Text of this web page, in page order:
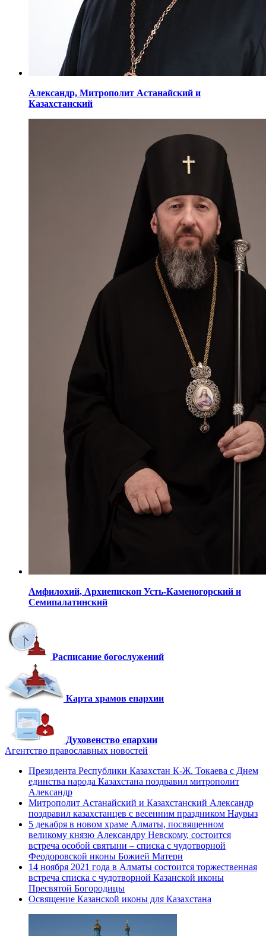
Александр, Митрополит Астанайский и
Казахстанский
Амфилохий, Архиепископ Усть-Каменогорский и
Семипалатинский
Расписание богослужений
Карта храмов епархии
Духовенство епархии
Агентство православных новостей
Президента Республики Казахстан К-Ж. Токаева с Днем
единства народа Казахстана поздравил митрополит
Александр
Митрополит Астанайский и Казахстанский Александр
поздравил казахстанцев с весенним праздником Наурыз
5 декабря в новом храме Алматы, посвященном
великому князю Александру Невскому, состоится
встреча особой святыни – списка с чудотворной
Феодоровской иконы Божией Матери
14 ноября 2021 года в Алматы состоится торжественная
встреча списка с чудотворной Казанской иконы
Пресвятой Богородицы
Освящение Казанской иконы для Казахстана